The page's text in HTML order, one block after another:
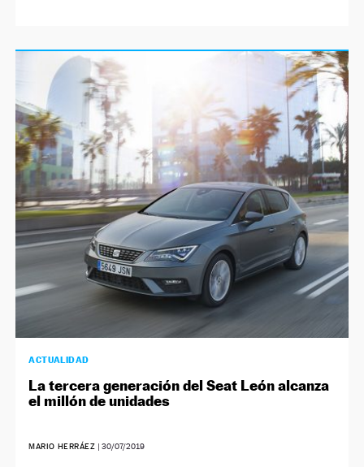
ACTUALIDAD
La tercera generación del Seat León alcanza
el millón de unidades
MARIO HERRÁEZ | 30/07/2019